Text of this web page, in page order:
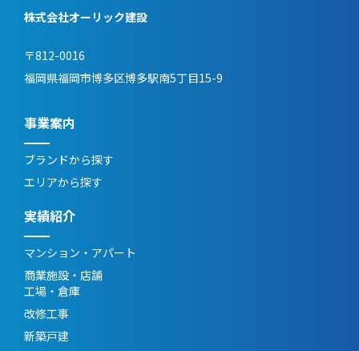
株式会社オーリック建設
〒812-0016
福岡県福岡市博多区博多駅南5丁目15-9
事業案内
ブランドから探す
エリアから探す
実績紹介
マンション・アパート
商業施設・店舗
工場・倉庫
改修工事
新築戸建